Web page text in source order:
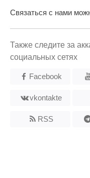
Связаться с нами
Также следите за
социальных сетях
Facebook
vkontakte
RSS